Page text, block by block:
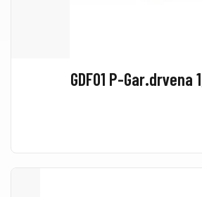
GDF01 P-Gar.drvena